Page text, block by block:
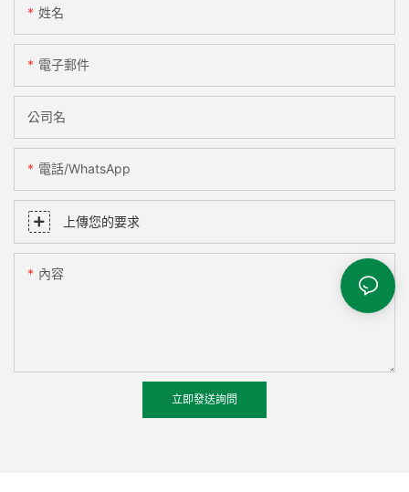
姓名
電子郵件
公司名
電話/WhatsApp
上傳您的要求
內容
立即發送詢問